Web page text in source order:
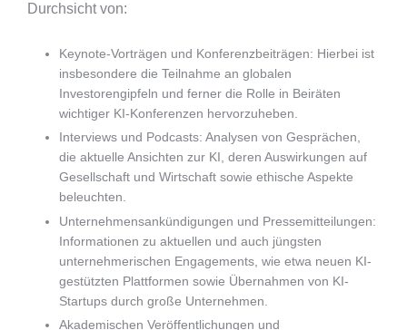
Durchsicht von:
Keynote-Vorträgen und Konferenzbeiträgen: Hierbei ist
insbesondere die Teilnahme an globalen
Investorengipfeln und ferner die Rolle in Beiräten
wichtiger KI-Konferenzen hervorzuheben.
Interviews und Podcasts: Analysen von Gesprächen,
die aktuelle Ansichten zur KI, deren Auswirkungen auf
Gesellschaft und Wirtschaft sowie ethische Aspekte
beleuchten.
Unternehmensankündigungen und Pressemitteilungen:
Informationen zu aktuellen und auch jüngsten
unternehmerischen Engagements, wie etwa neuen KI-
gestützten Plattformen sowie Übernahmen von KI-
Startups durch große Unternehmen.
Akademischen Veröffentlichungen und